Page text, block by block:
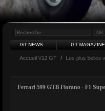
GT NEWS GT MAGAZINE
Accueil V12 GT / Les plus belles
Ferrari 599 GTB Fiorano - F1